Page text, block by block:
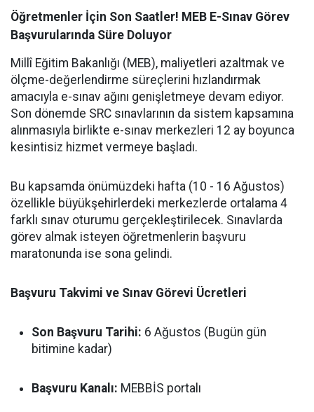
Öğretmenler İçin Son Saatler! MEB E-Sınav Görev
Başvurularında Süre Doluyor
Millî Eğitim Bakanlığı (MEB), maliyetleri azaltmak ve
ölçme-değerlendirme süreçlerini hızlandırmak
amacıyla e-sınav ağını genişletmeye devam ediyor.
Son dönemde SRC sınavlarının da sistem kapsamına
alınmasıyla birlikte e-sınav merkezleri 12 ay boyunca
kesintisiz hizmet vermeye başladı.
Bu kapsamda önümüzdeki hafta (10 - 16 Ağustos)
özellikle büyükşehirlerdeki merkezlerde ortalama 4
farklı sınav oturumu gerçekleştirilecek. Sınavlarda
görev almak isteyen öğretmenlerin başvuru
maratonunda ise sona gelindi.
Başvuru Takvimi ve Sınav Görevi Ücretleri
Son Başvuru Tarihi: 6 Ağustos (Bugün gün
bitimine kadar)
Başvuru Kanalı: MEBBİS portalı